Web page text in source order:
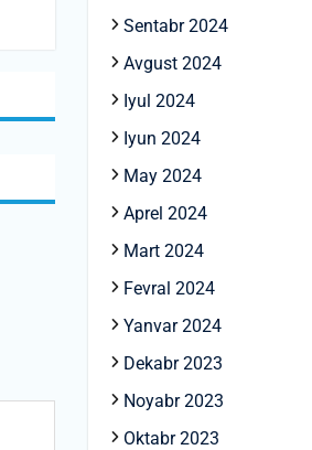
Sentabr 2024
Avgust 2024
Iyul 2024
Iyun 2024
May 2024
Aprel 2024
Mart 2024
Fevral 2024
Yanvar 2024
Dekabr 2023
Noyabr 2023
Oktabr 2023